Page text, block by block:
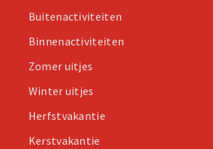
Buitenactiviteiten
Binnenactiviteiten
Zomer uitjes
Winter uitjes
Herfstvakantie
Kerstvakantie